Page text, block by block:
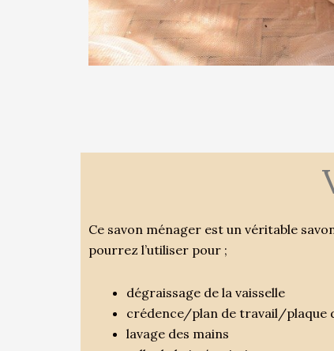
Ce savon ménager est un véritable
pourrez l’utiliser pour ;
dégraissage de la vaisselle
crédence/plan de travail/plaque
lavage des mains